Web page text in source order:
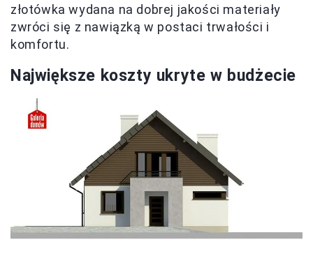
złotówka wydana na dobrej jakości materiały
zwróci się z nawiązką w postaci trwałości i
komfortu.
Największe koszty ukryte w budżecie